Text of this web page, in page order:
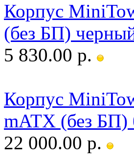
Корпус
(без БП)
5 830.00 р.
Корпус
mATX (без БП)
22 000.00 р.